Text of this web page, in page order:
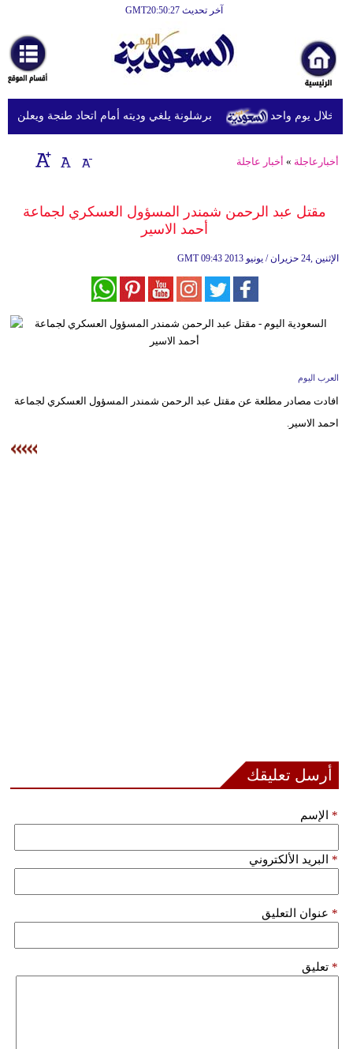
آخر تحديث GMT20:50:27
أخبارعاجلة
رياضة
ثقافة
إقتصاد
وموسيقى
ديكور
برشلونة يلغي وديته أمام اتحاد طنجة ويعلن
أخبارعاجلة » أخبار عاجلة
مقتل عبد الرحمن شمندر المسؤول العسكري لجماعة
أحمد الاسير
GMT 09:43 2013 الإثنين ,24 حزيران / يونيو
العرب اليوم
افادت مصادر مطلعة عن مقتل عبد الرحمن شمندر المسؤول العسكري لجماعة
احمد الاسير.
أرسل تعليقك
الإسم *
البريد الألكتروني *
عنوان التعليق *
تعليق *